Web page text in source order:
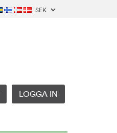
LOGGA IN